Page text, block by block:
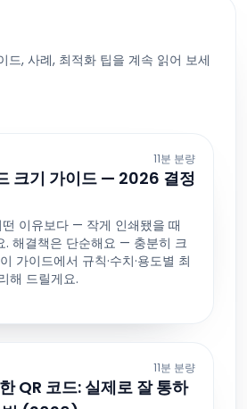
드, 사례, 최적화 팁을 계속 읽어 보세
11분 분량
크기 가이드 — 2026 결정
이유보다 — 작게 인쇄됐을 때
. 해결책은 단순해요 — 충분히 크
가이드에서 규칙·수치·용도별 최
해 드릴게요.
11분 분량
QR 코드: 실제로 잘 통하